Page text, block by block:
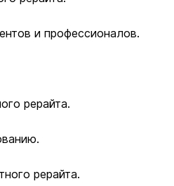
и профессионалов.
рерайта.
рерайта.